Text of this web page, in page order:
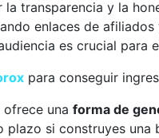
la transparencia y la
enlaces de
es crucial para
para conseguir
una forma de
si construyes una